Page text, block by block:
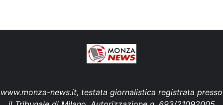
www.monza-news.it, testata giornalistica registrata presso